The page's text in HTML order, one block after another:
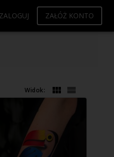
ZALOGUJ ZAŁÓŻ KONTO
Widok: